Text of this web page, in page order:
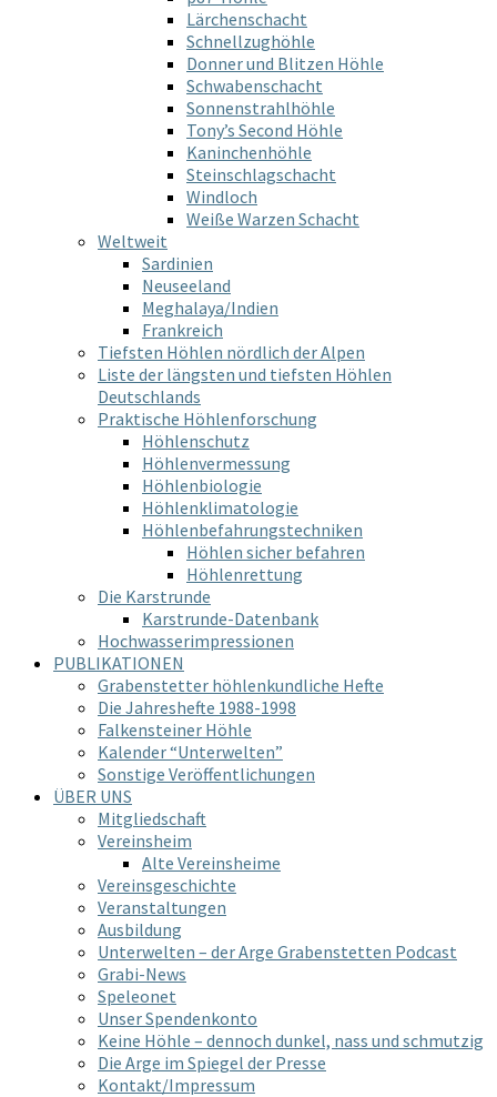
Lärchenschacht
Schnellzughöhle
Donner und Blitzen Höhle
Schwabenschacht
Sonnenstrahlhöhle
Tony’s Second Höhle
Kaninchenhöhle
Steinschlagschacht
Windloch
Weiße Warzen Schacht
Weltweit
Sardinien
Neuseeland
Meghalaya/Indien
Frankreich
Tiefsten Höhlen nördlich der Alpen
Liste der längsten und tiefsten Höhlen
Deutschlands
Praktische Höhlenforschung
Höhlenschutz
Höhlenvermessung
Höhlenbiologie
Höhlenklimatologie
Höhlenbefahrungstechniken
Höhlen sicher befahren
Höhlenrettung
Die Karstrunde
Karstrunde-Datenbank
Hochwasserimpressionen
PUBLIKATIONEN
Grabenstetter höhlenkundliche Hefte
Die Jahreshefte 1988-1998
Falkensteiner Höhle
Kalender “Unterwelten”
Sonstige Veröffentlichungen
ÜBER UNS
Mitgliedschaft
Vereinsheim
Alte Vereinsheime
Vereinsgeschichte
Veranstaltungen
Ausbildung
Unterwelten – der Arge Grabenstetten Podcast
Grabi-News
Speleonet
Unser Spendenkonto
Keine Höhle – dennoch dunkel, nass und schmutzig
Die Arge im Spiegel der Presse
Kontakt/Impressum